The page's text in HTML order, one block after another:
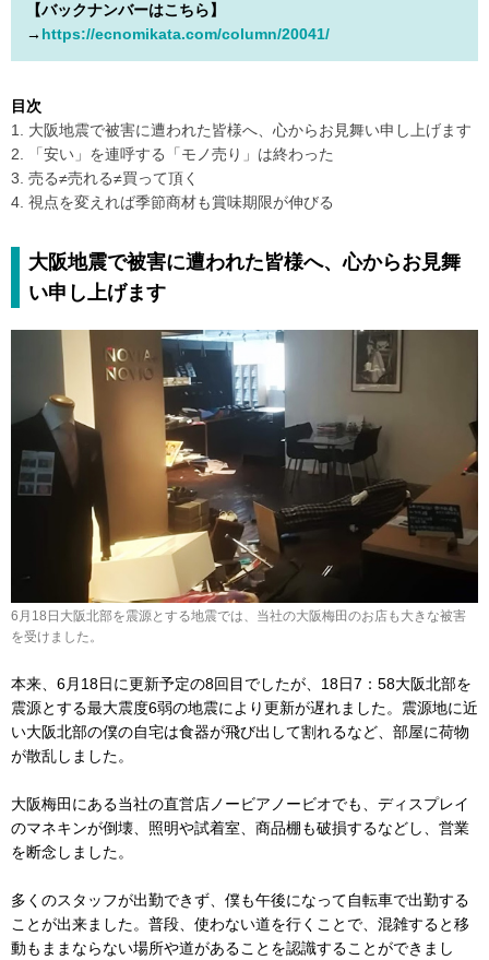
【バックナンバーはこちら】
→ https://ecnomikata.com/column/20041/
目次
1. 大阪地震で被害に遭われた皆様へ、心からお見舞い申し上げます
2. 「安い」を連呼する「モノ売り」は終わった
3. 売る≠売れる≠買って頂く
4. 視点を変えれば季節商材も賞味期限が伸びる
大阪地震で被害に遭われた皆様へ、心からお見舞
い申し上げます
6月18日大阪北部を震源とする地震では、当社の大阪梅田のお店も大きな被害
を受けました。
本来、6月18日に更新予定の8回目でしたが、18日7：58大阪北部を
震源とする最大震度6弱の地震により更新が遅れました。震源地に近
い大阪北部の僕の自宅は食器が飛び出して割れるなど、部屋に荷物
が散乱しました。
大阪梅田にある当社の直営店ノービアノービオでも、ディスプレイ
のマネキンが倒壊、照明や試着室、商品棚も破損するなどし、営業
を断念しました。
多くのスタッフが出勤できず、僕も午後になって自転車で出勤する
ことが出来ました。普段、使わない道を行くことで、混雑すると移
動もままならない場所や道があることを認識することができまし